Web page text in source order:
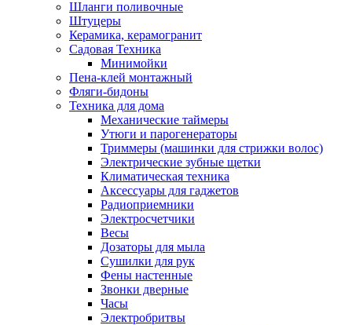
Шланги поливочные
Штуцеры
Керамика, керамогранит
Садовая Техника
Минимойки
Пена-клей монтажный
Фляги-бидоны
Техника для дома
Механические таймеры
Утюги и парогенераторы
Триммеры (машинки для стрижки волос)
Электрические зубные щетки
Климатическая техника
Аксессуары для гаджетов
Радиоприемники
Электросчетчики
Весы
Дозаторы для мыла
Сушилки для рук
Фены настенные
Звонки дверные
Часы
Электробритвы